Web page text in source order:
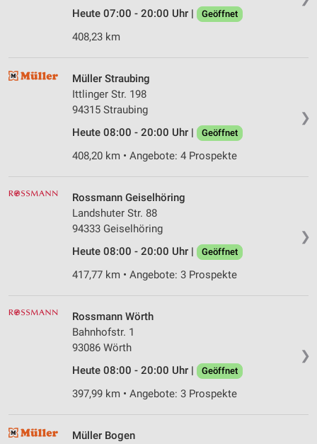
Heute 07:00 - 20:00 Uhr |
Geöffnet
408,23 km
❯
Müller Straubing
Ittlinger Str. 198
94315 Straubing
Heute 08:00 - 20:00 Uhr |
Geöffnet
408,20 km • Angebote: 4 Prospekte
❯
Rossmann Geiselhöring
Landshuter Str. 88
94333 Geiselhöring
Heute 08:00 - 20:00 Uhr |
Geöffnet
417,77 km • Angebote: 3 Prospekte
❯
Rossmann Wörth
Bahnhofstr. 1
93086 Wörth
Heute 08:00 - 20:00 Uhr |
Geöffnet
397,99 km • Angebote: 3 Prospekte
Müller Bogen